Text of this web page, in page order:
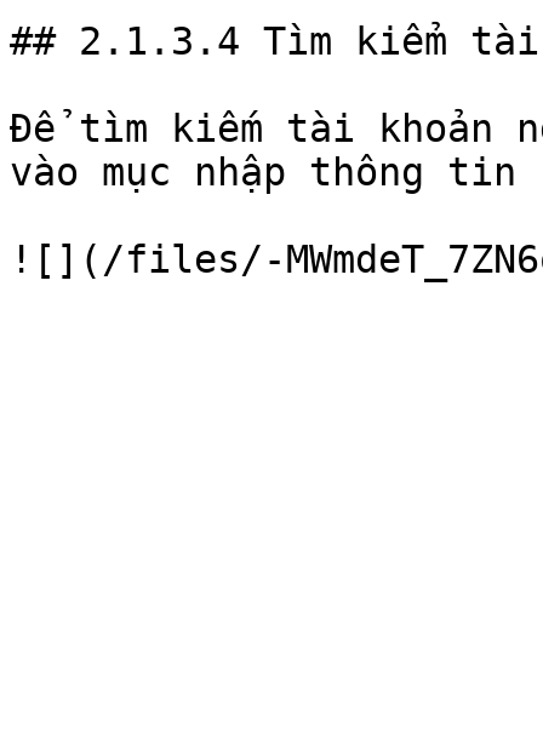
## 2.1.3.4 Tìm kiểm tài
Để tìm kiếm tài khoản
vào mục nhập thông